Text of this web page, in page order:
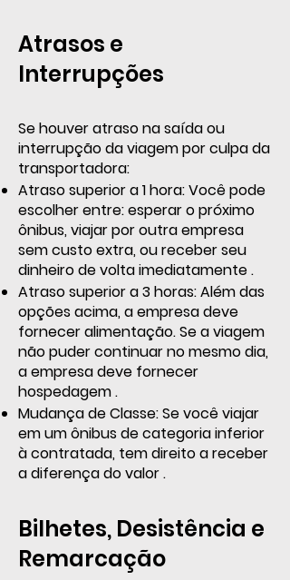
Atrasos e
Interrupções
Se houver atraso na saída ou
interrupção da viagem por culpa da
transportadora:
Atraso superior a 1 hora: Você pode
escolher entre: esperar o próximo
ônibus, viajar por outra empresa
sem custo extra, ou receber seu
dinheiro de volta imediatamente .
Atraso superior a 3 horas: Além das
opções acima, a empresa deve
fornecer alimentação. Se a viagem
não puder continuar no mesmo dia,
a empresa deve fornecer
hospedagem .
Mudança de Classe: Se você viajar
em um ônibus de categoria inferior
à contratada, tem direito a receber
a diferença do valor .
Bilhetes, Desistência e
Remarcação